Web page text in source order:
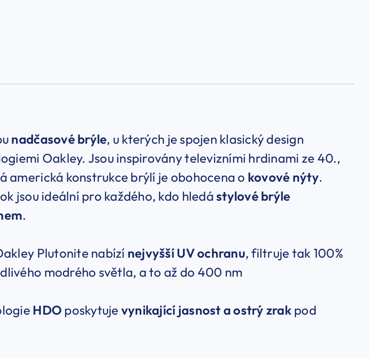
nadčasové brýle, u kterých je spojen klasický design
Oakley. Jsou inspirovány televizními hrdinami ze 40.,
americká konstrukce brýlí je obohocena o kovové nýty.
jsou ideální pro každého, kdo hledástylové brýle
.
Plutonite nabízí nejvyšší UV ochranu, filtruje tak 100%
modrého světla, a to až do 400 nm
HDO poskytuje vynikající jasnost a ostrý zrakpod